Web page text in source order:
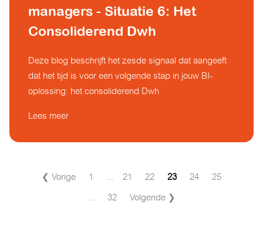
managers - Situatie 6: Het
Consoliderend Dwh
Deze blog beschrijft het zesde signaal dat aangeeft
dat het tijd is voor een volgende stap in jouw BI-
oplossing: het consoliderend Dwh
Lees meer
❮ Vorige 1 21 22 23 24 25
32 Volgende ❯